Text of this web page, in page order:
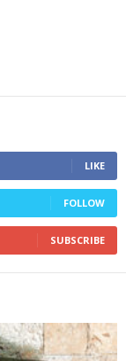
LIKE
FOLLOW
SUBSCRIBE